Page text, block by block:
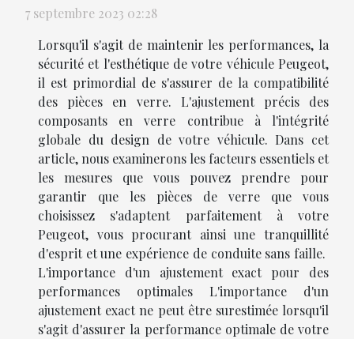
7 septembre 2023 02:28
Lorsqu'il s'agit de maintenir les performances, la
sécurité et l'esthétique de votre véhicule Peugeot,
il est primordial de s'assurer de la compatibilité
des pièces en verre. L'ajustement précis des
composants en verre contribue à l'intégrité
globale du design de votre véhicule. Dans cet
article, nous examinerons les facteurs essentiels et
les mesures que vous pouvez prendre pour
garantir que les pièces de verre que vous
choisissez s'adaptent parfaitement à votre
Peugeot, vous procurant ainsi une tranquillité
d'esprit et une expérience de conduite sans faille.
L'importance d'un ajustement exact pour des
performances optimales L'importance d'un
ajustement exact ne peut être surestimée lorsqu'il
s'agit d'assurer la performance optimale de votre